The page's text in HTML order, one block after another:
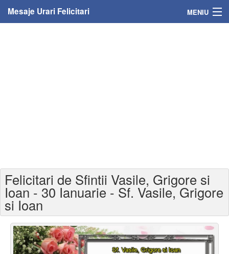
Mesaje Urari Felicitari MENIU
Felicitari varsta
Felicitari zilele anului
Felicitari zile saptamana
Felicitari de Sfintii Vasile, Grigore si
Ioan - 30 Ianuarie - Sf. Vasile, Grigore
si Ioan